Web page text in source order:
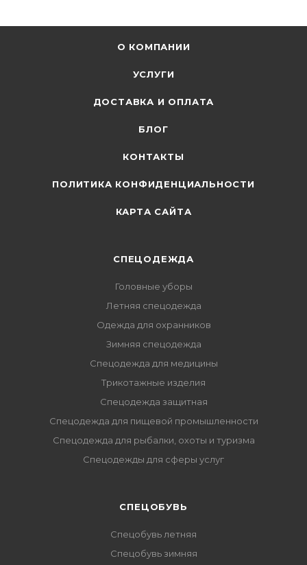
О КОМПАНИИ
УСЛУГИ
ДОСТАВКА И ОПЛАТА
БЛОГ
КОНТАКТЫ
ПОЛИТИКА КОНФИДЕНЦИАЛЬНОСТИ
КАРТА САЙТА
СПЕЦОДЕЖДА
Головные уборы
Летняя спецодежда
Одежда для охранников
Зимняя спецодежда
Спецодежда для медицины
Трикотажные изделия
Спецодежда защитная
Спецодежда для пищевой промышленности
Спецодежда для рыбалки, охоты и туризма
Спецодежды для сферы услуг
CПЕЦОБУВЬ
Спецобувь летняя
Спецобувь зимняя